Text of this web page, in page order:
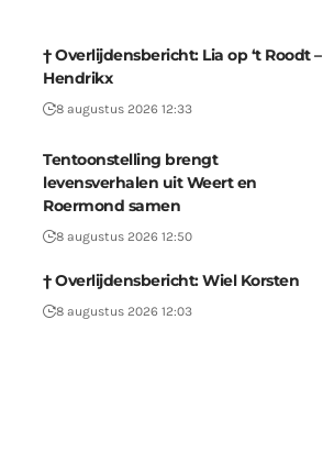
† Overlijdensbericht: Lia op ‘t Roodt –
Hendrikx
8 augustus 2026 12:33
Tentoonstelling brengt
levensverhalen uit Weert en
Roermond samen
8 augustus 2026 12:50
† Overlijdensbericht: Wiel Korsten
8 augustus 2026 12:03